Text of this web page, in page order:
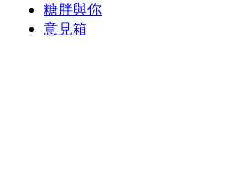
糖胖與你
意見箱